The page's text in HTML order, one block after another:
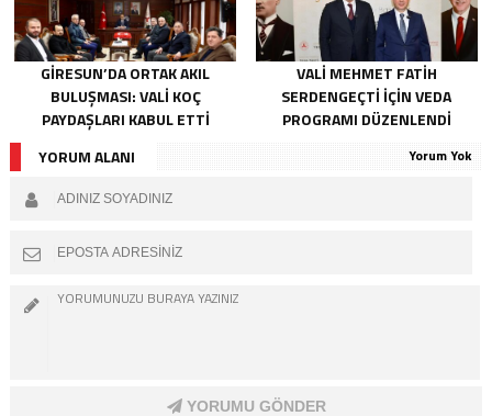
GIRESUN’DA ORTAK AKIL
BULUŞMASI: VALI KOÇ
PAYDAŞLARI KABUL ETTI
VALI MEHMET FATIH
SERDENGEÇTI İÇIN VEDA
PROGRAMI DÜZENLENDI
YORUM ALANI
Yorum Yok
YORUMU GÖNDER